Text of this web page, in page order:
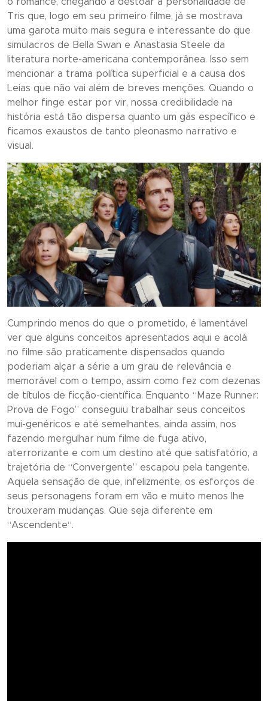
Tris que, logo em seu primeiro filme, já se mostrava
uma garota muito mais segura e interessante do que
simulacros de Bella Swan e Anastasia Steele da
literatura norte-americana contemporânea. Isso sem
mencionar a trama política superficial e a causa dos
Leias que não vai além de breves menções. Quando o
melhor finge estar por vir, nossa credibilidade na
história está tão dispersa quanto um gás específico e
ficamos exaustos de tanto pleonasmo narrativo e
visual.
Cumprindo menos do que o prometido, é lamentável
ver que alguns conceitos apresentados aqui e acolá
no filme são praticamente dispensados quando
poderiam alçar a série a um grau de relevância e
memorável com o tempo, assim como fez com dezenas
de títulos de ficção-científica. Enquanto “ Maze Runner:
Prova de Fogo” conseguiu trabalhar seus conceitos
mui-genéricos e até semelhantes, ainda assim, nos
fazendo mergulhar num filme de fuga ativo,
aterrorizante e com um destino até que satisfatório, a
trajetória de “Convergente” escapou pela tangente.
Aquela sensação de que, infelizmente, os esforços de
seus personagens foram em vão e muito menos lhe
trouxeram mudanças. Que seja diferente em
“Ascendente“.